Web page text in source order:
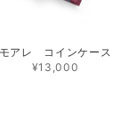
モアレ コインケース
¥13,000